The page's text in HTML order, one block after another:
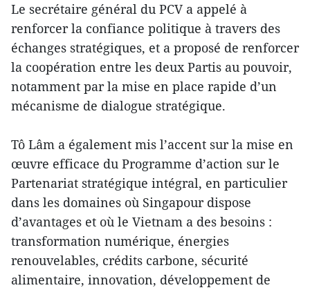
Le secrétaire général du PCV a appelé à
renforcer la confiance politique à travers des
échanges stratégiques, et a proposé de renforcer
la coopération entre les deux Partis au pouvoir,
notamment par la mise en place rapide d’un
mécanisme de dialogue stratégique.
Tô Lâm a également mis l’accent sur la mise en
œuvre efficace du Programme d’action sur le
Partenariat stratégique intégral, en particulier
dans les domaines où Singapour dispose
d’avantages et où le Vietnam a des besoins :
transformation numérique, énergies
renouvelables, crédits carbone, sécurité
alimentaire, innovation, développement de